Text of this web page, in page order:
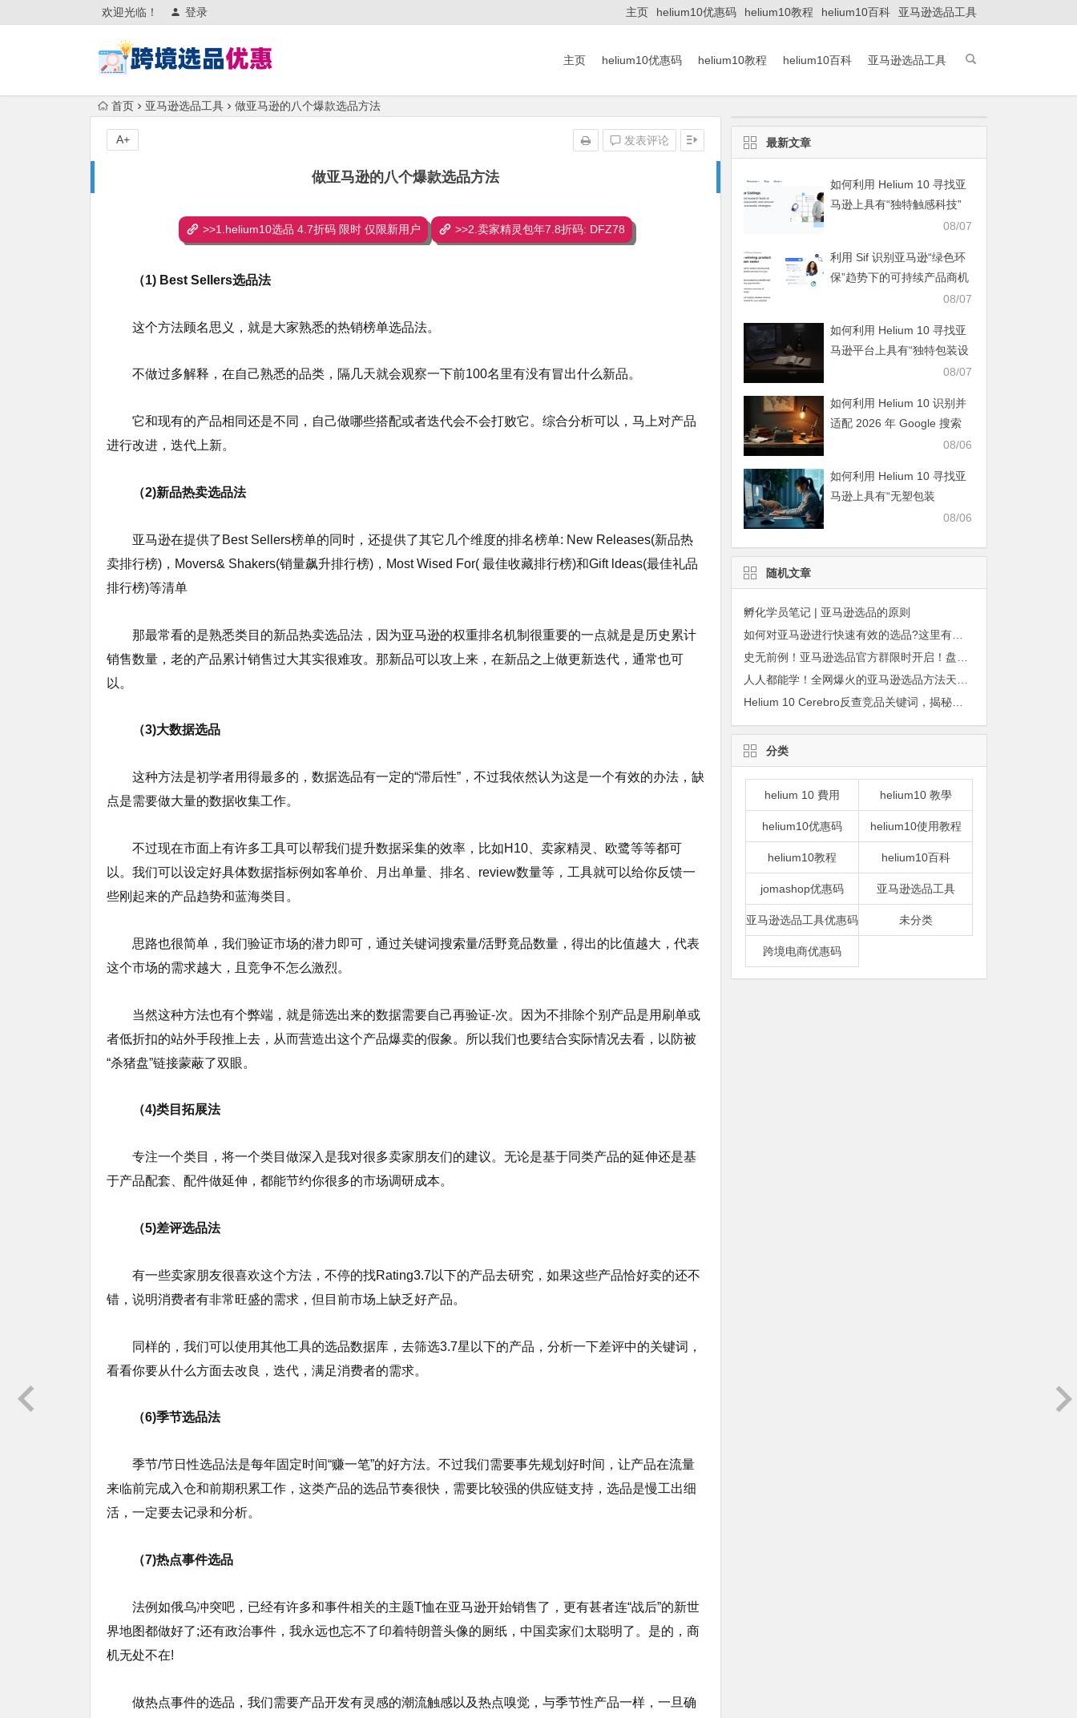
欢迎光临！ 登录 主页 helium10优惠码 helium10教程 helium10百科 亚马逊选品工具
主页 helium10优惠码 helium10教程 helium10百科 亚马逊选品工具
首页 亚马逊选品工具 做亚马逊的八个爆款选品方法
做亚马逊的八个爆款选品方法
发表评论
A+
>>1.helium10选品 4.7折码 限时 仅限新用户 >>2.卖家精灵包年7.8折码: DFZ78
（1) Best Sellers选品法
这个方法顾名思义，就是大家熟悉的热销榜单选品法。
不做过多解释，在自己熟悉的品类，隔几天就会观察一下前100名里有没有冒出什么新品。
它和现有的产品相同还是不同，自己做哪些搭配或者迭代会不会打败它。综合分析可以，马上对产品
进行改进，迭代上新。
（2)新品热卖选品法
亚马逊在提供了Best Sellers榜单的同时，还提供了其它几个维度的排名榜单: New Releases(新品热
卖排行榜)，Movers& Shakers(销量飙升排行榜)，Most Wised For( 最佳收藏排行榜)和Gift ldeas(最佳礼品
排行榜)等清单
那最常看的是熟悉类目的新品热卖选品法，因为亚马逊的权重排名机制很重要的一点就是是历史累计
销售数量，老的产品累计销售过大其实很难攻。那新品可以攻上来，在新品之上做更新迭代，通常也可
以。
（3)大数据选品
这种方法是初学者用得最多的，数据选品有一定的“滞后性”，不过我依然认为这是一个有效的办法，缺
点是需要做大量的数据收集工作。
不过现在市面上有许多工具可以帮我们提升数据采集的效率，比如H10、卖家精灵、欧鹭等等都可
以。我们可以设定好具体数据指标例如客单价、月出单量、排名、review数量等，工具就可以给你反馈一
些刚起来的产品趋势和蓝海类目。
思路也很简单，我们验证市场的潜力即可，通过关键词搜索量/活野竟品数量，得出的比值越大，代表
这个市场的需求越大，且竞争不怎么激烈。
当然这种方法也有个弊端，就是筛选出来的数据需要自己再验证-次。因为不排除个别产品是用刷单或
者低折扣的站外手段推上去，从而营造出这个产品爆卖的假象。所以我们也要结合实际情况去看，以防被
“杀猪盘”链接蒙蔽了双眼。
（4)类目拓展法
专注一个类目，将一个类目做深入是我对很多卖家朋友们的建议。无论是基于同类产品的延伸还是基
于产品配套、配件做延伸，都能节约你很多的市场调研成本。
（5)差评选品法
有一些卖家朋友很喜欢这个方法，不停的找Rating3.7以下的产品去研究，如果这些产品恰好卖的还不
错，说明消费者有非常旺盛的需求，但目前市场上缺乏好产品。
同样的，我们可以使用其他工具的选品数据库，去筛选3.7星以下的产品，分析一下差评中的关键词，
看看你要从什么方面去改良，迭代，满足消费者的需求。
（6)季节选品法
季节/节日性选品法是每年固定时间“赚一笔”的好方法。不过我们需要事先规划好时间，让产品在流量
来临前完成入仓和前期积累工作，这类产品的选品节奏很快，需要比较强的供应链支持，选品是慢工出细
活，一定要去记录和分析。
（7)热点事件选品
法例如俄乌冲突吧，已经有许多和事件相关的主题T恤在亚马逊开始销售了，更有甚者连“战后”的新世
界地图都做好了;还有政治事件，我永远也忘不了印着特朗普头像的厕纸，中国卖家们太聪明了。是的，商
机无处不在!
做热点事件的选品，我们需要产品开发有灵感的潮流触感以及热点嗅觉，与季节性产品一样，一旦确
最新文章
如何利用 Helium 10 寻找亚
马逊上具有“独特触感科技”
的高端智能数码利基家居？
08/07
利用 Sif 识别亚马逊“绿色环
保”趋势下的可持续产品商机
08/07
如何利用 Helium 10 寻找亚
马逊平台上具有“独特包装设
08/07
如何利用 Helium 10 识别并
适配 2026 年 Google 搜索
中的“沉浸式路径”长尾关键
08/06
如何利用 Helium 10 寻找亚
马逊上具有“无塑包装
（Plastic-free）”认证卖点的
08/06
随机文章
孵化学员笔记 | 亚马逊选品的原则
如何对亚马逊进行快速有效的选品?这里有七大步骤！
Helium 10 Cerebro反查竞品关键词，揭秘对手流量来源
分类
helium 10 費用 helium10 教學
helium10优惠码 helium10使用教程
helium10教程 helium10百科
jomashop优惠码 亚马逊选品工具
亚马逊选品工具优惠码 未分类
跨境电商优惠码